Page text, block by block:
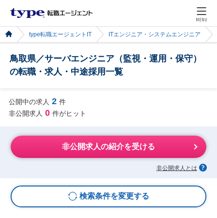
MENU
type転職エージェントIT ITエンジニア・システムエンジニア
鳥取県／サーバエンジニア（監視・運用・保守）
の転職・求人・中途採用一覧
公開中の求人 2 件
非公開求人 0 件がヒット
非公開求人の紹介を受ける
非公開求人とは
検索条件を変更する